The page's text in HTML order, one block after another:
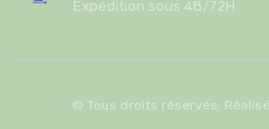
Expédition sous 48/72H
© Tous droits réservés.